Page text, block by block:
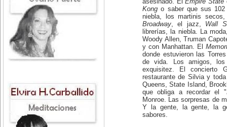
asesinado. ElEmpire State
Kongo saber que sus
niebla, los martinis
Broadway, el jazz, Wall
librerías, la niebla. La
Woody Allen, Truman
y con Manhattan. El
donde estuvieron las
de vida. Los amigos,
exquisitez. El concierto
restaurante de Silvia y
Queens, State Island,
que obliga a recordar el "
Monroe. Las sorpresas de
Y la gente, la gente, la
sabores.